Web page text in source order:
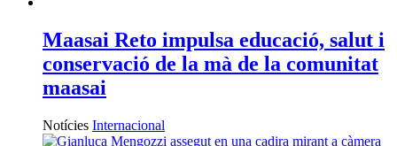
Maasai Reto impulsa educació, salut i
conservació de la mà de la comunitat
maasai
Notícies Internacional